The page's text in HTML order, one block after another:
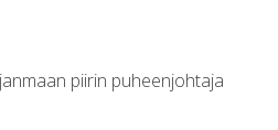
piirin puheenjohtaja